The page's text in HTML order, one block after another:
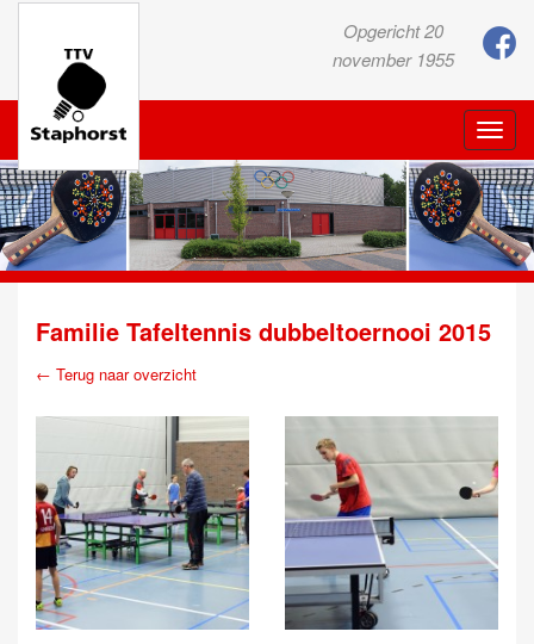
Opgericht 20
november 1955
Toggle
Familie Tafeltennis dubbeltoernooi 2015
← Terug naar overzicht